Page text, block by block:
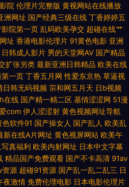
基地国产 微拍亚洲色 91视频永久网址 岛国
中文视频 91成人版下载 久草福利视频免费
踫 久久色窝窝 日韩一级操逼片 91传媒综综
成性交网在线 91桃色国产探花 国产精品日
草逼福利视频导航 黄色网大全 人人操操 伊
利网 午夜影视91 99这里都是精品 国产日韩
黄色 av超碰 国内肏屄视频 欧美性爱二区
91无码入口 天堂逼色 91蜜桃在线观看 国产
院 伦理片完整版 黄视网站在线播放
洲网址 国产经典三级在线 丁香婷婷五
影院第一页 乱码欧美孕交 超碰在线艹
址 香港电影伦理片 91黄色电影 亚洲
日韩成人影片 男的天堂网AV 国产精品
扩张另类 最新亚洲日韩精品 欧美在线
第一页 丁香五月网 性爱东京热 草逼视
日韩无码视频 宗和网五月天 日b视频
在线 国产精一精二区 基情涩涩网 51漫
com 伊人涩涩射 黄色视频网址导航
色软件91 国产操女人 国产乱人 欧美乱
新在线A片网址 黄色视屏网站 欧美午
真福利 欧美内射网址 日本中文字幕
精品国产免费观看 国产不卡高清 91av
资源 超碰91资源 国产乱一乱二乱三 日
夜激情 免费伦理电影 日本电影伦理片